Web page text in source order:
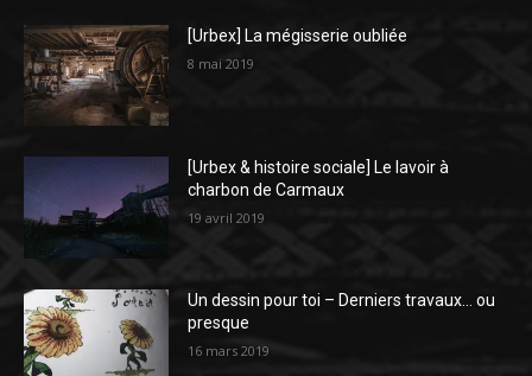
[Urbex] La mégisserie oubliée
8 mai 2019
[Urbex & histoire sociale] Le lavoir à
charbon de Carmaux
19 avril 2019
Un dessin pour toi – Derniers travaux… ou
presque
16 mars 2019